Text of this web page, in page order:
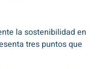
la sostenibilidad en
tres puntos que